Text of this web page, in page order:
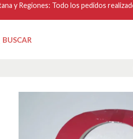
BUSCAR
y Regiones: Todo los pedidos